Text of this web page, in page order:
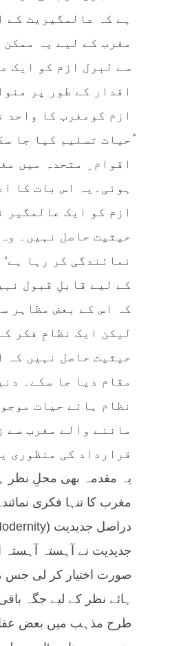
ہے کہ عالمگیریت کے
مغرب کے لیے یہ ممکن
سے لبرل ازم کو ایک
اقدار کے طور پر
ازم کومغرب کا واحد
ٔحیات تسلیم کیا جا
اقوام ِ متحدہ میں
ہوئی۔یہ اس بات کا
ازم کو ایک عالمگیر
حیثیت حاصل نہیں۔
نمائندگی کر رہا
کے لیے قابلِ قبول
کہ اس کے بعض مظاہر
لیکن ایک نظامِ فکر
حیثیت حاصل نہیں کہ
مقام دیا جا سکے۔
نظام ہائے حیات
ماننے والے مغرب سے
قرارداد کی منظوری
یہ مقدمہ بھی محلِ نظر
مغرب کا تنہا فکری
جدیدیت نے آہستہ
صورت اختیار کر لی جس
ہائے نظر کے لیے جگہ
طرح مذہب میں بعض عقائد